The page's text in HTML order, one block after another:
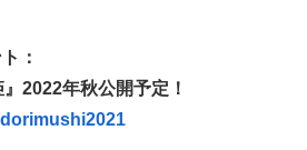
：
2022年秋公開予定！